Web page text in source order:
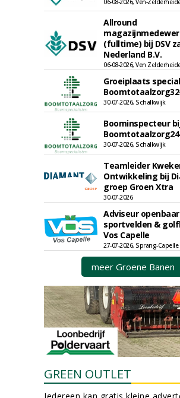
06-08-2026, Ven-
Allround
(fulltime) bij DSV
Nederland B.V.
06-08-2026, Ven
Groeiplaats
30-07-2026, Schalkwijk
Boominspecteur
30-07-2026, Schalkwijk
Teamleider
Ontwikkeling bij
groep Groen Xtra
30-07-2026
Adviseur
sportvelden &
Vos Capelle
27-07-2026, Sprang-Capelle
meer Groene Banen
GREEN OUTLET